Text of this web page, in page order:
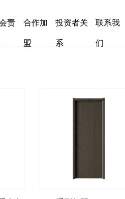
责 合作加
盟
投资者关
系
联系我
们